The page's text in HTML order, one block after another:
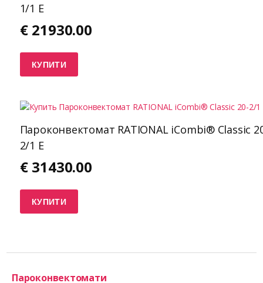
1/1 E
€ 21930.00
КУПИТИ
Пароконвектомат RATIONAL iCombi® Classic
2/1 E
€ 31430.00
КУПИТИ
Пароконвектомати